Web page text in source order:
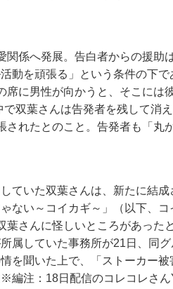
係へ発展。告白者からの援助
動を頑張る」という条件の下で
に男性が向かうと、そこには
双葉さんは告発者を残して消
されたとのこと。告発者も「
ていた双葉さんは、新たに結
ない～コイカギ～」（以下、
さんに怪しいところがあった
属していた事務所が21日、同
を聞いた上で、「ストーカー被
編注：18日配信のコレコレさ